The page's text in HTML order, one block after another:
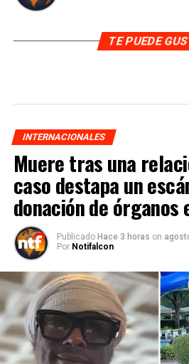
TE PUEDE
INTERNACIONALES
Muere tras una
caso destapa un
donación de órganos
Publicado Hace 3 horas on
Por Notifalcon